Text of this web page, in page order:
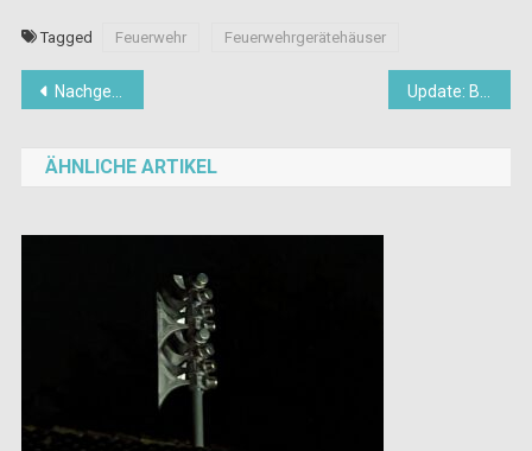
Tagged Feuerwehr Feuerwehrgerätehäuser
Beitragsnavigation
Nachgefragt: Blitzer in Spenge?
ÄHNLICHE ARTIKEL